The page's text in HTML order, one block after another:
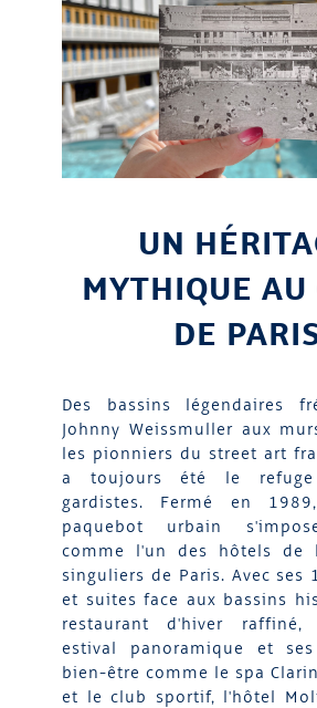
UN
MYTHIQUE
DE
Des bassins légendaires
Johnny Weissmuller aux
les pionniers du street art
a toujours été le refuge
gardistes. Fermé en
paquebot urbain
comme l'un des hôtels de
singuliers de Paris. Avec ses
et suites face aux bassins
restaurant d'hiver
estival panoramique et
bien-être comme le spa
et le club sportif, l'hôtel